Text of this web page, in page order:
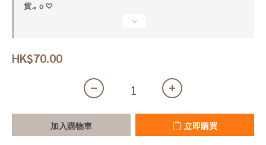
貨.｡ｏ♡
HK$70.00
加入購物車 立即購買